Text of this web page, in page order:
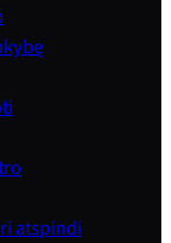
atspindi